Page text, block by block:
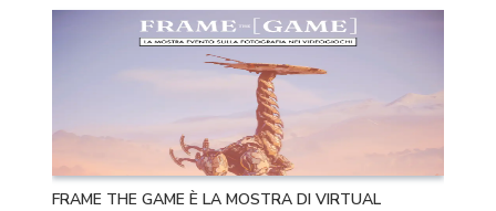
FRAME THE GAME È LA MOSTRA DI VIRTUAL